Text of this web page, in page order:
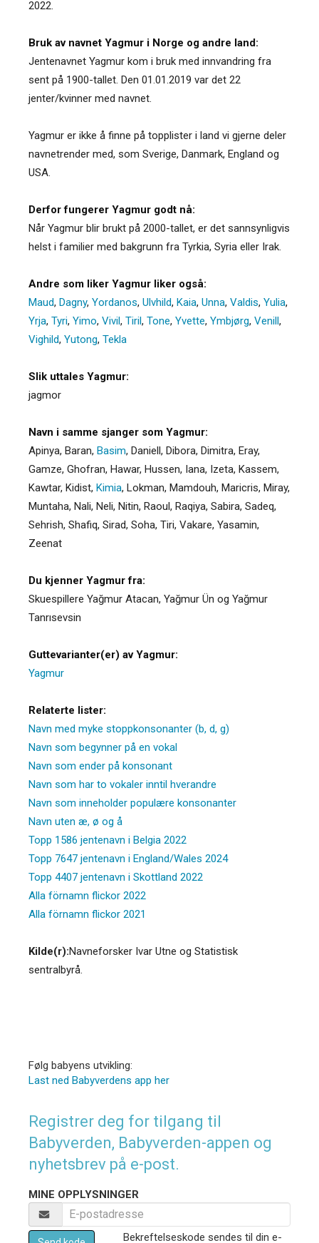
2022.
Bruk av navnet Yagmur i Norge og andre land:
Jentenavnet Yagmur kom i bruk med innvandring fra
sent på 1900-tallet. Den 01.01.2019 var det 22
jenter/kvinner med navnet.
Yagmur er ikke å finne på topplister i land vi gjerne deler
navnetrender med, som Sverige, Danmark, England og
USA.
Derfor fungerer Yagmur godt nå:
Når Yagmur blir brukt på 2000-tallet, er det sannsynligvis
helst i familier med bakgrunn fra Tyrkia, Syria eller Irak.
Andre som liker Yagmur liker også:
Maud, Dagny, Yordanos, Ulvhild, Kaia, Unna, Valdis, Yulia,
Yrja, Tyri, Yimo, Vivil, Tiril, Tone, Yvette, Ymbjørg, Venill,
Vighild, Yutong, Tekla
Slik uttales Yagmur:
jagmor
Navn i samme sjanger som Yagmur:
Apinya, Baran, Basim, Daniell, Dibora, Dimitra, Eray,
Gamze, Ghofran, Hawar, Hussen, Iana, Izeta, Kassem,
Kawtar, Kidist, Kimia, Lokman, Mamdouh, Maricris, Miray,
Muntaha, Nali, Neli, Nitin, Raoul, Raqiya, Sabira, Sadeq,
Sehrish, Shafiq, Sirad, Soha, Tiri, Vakare, Yasamin,
Zeenat
Du kjenner Yagmur fra:
Skuespillere Yağmur Atacan, Yağmur Ün og Yağmur
Tanrısevsin
Guttevarianter(er) av Yagmur:
Yagmur
Relaterte lister:
Navn med myke stoppkonsonanter (b, d, g)
Navn som begynner på en vokal
Navn som ender på konsonant
Navn som har to vokaler inntil hverandre
Navn som inneholder populære konsonanter
Navn uten æ, ø og å
Topp 1586 jentenavn i Belgia 2022
Topp 7647 jentenavn i England/Wales 2024
Topp 4407 jentenavn i Skottland 2022
Alla förnamn flickor 2022
Alla förnamn flickor 2021
Kilde(r):Navneforsker Ivar Utne og Statistisk
sentralbyrå.
Følg babyens utvikling:
Last ned Babyverdens app her
Registrer deg for tilgang til
Babyverden, Babyverden-appen og
nyhetsbrev på e-post.
MINE OPPLYSNINGER
Bekreftelseskode sendes til din e-